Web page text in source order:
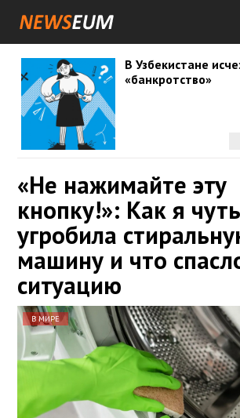
В Узбекистане
«банкротство»
«Не нажимайте эту
кнопку!»: Как я
угробила
машину и что
ситуацию
В МИРЕ